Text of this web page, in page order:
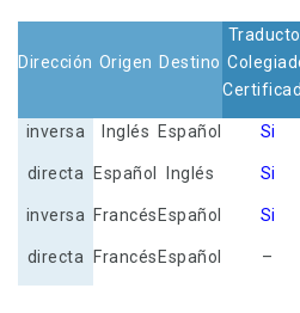
Dirección Origen Destino
inversa Inglés Español Si
directa Español Inglés Si
inversa Francés Español Si
directa Francés Español –